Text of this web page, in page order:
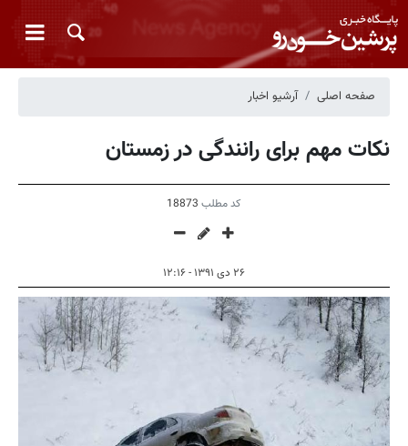
صفحه اصلی آرشیو اخبار
نکات مهم برای رانندگی در زمستان
کد مطلب 18873
۲۶ دی ۱۳۹۱ - ۱۲:۱۶